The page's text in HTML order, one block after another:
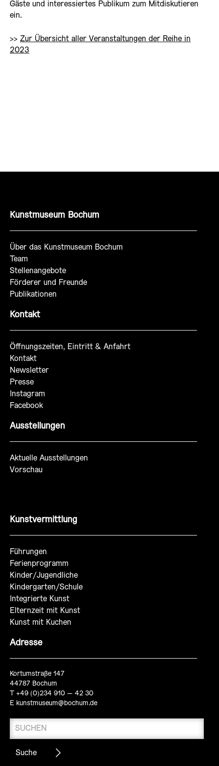
Gäste und interessiertes Publikum zum Mitdiskutieren
ein.
>> Zur Übersicht aller Veranstaltungen der Reihe in
2023
Kunstmuseum Bochum
Über das Kunstmuseum Bochum
Team
Stellenangebote
Förderer und Freunde
Publikationen
Kontakt
Öffnungszeiten, Eintritt & Anfahrt
Kontakt
Newsletter
Presse
Instagram
Facebook
Ausstellungen
Aktuelle Ausstellungen
Vorschau
Kunstvermittlung
Führungen
Ferienprogramm
Kinder/Jugendliche
Kindergarten/Schule
Integrierte Kunst
Elternzeit mit Kunst
Kunst mit Kuchen
Adresse
Kortumstraße 147
44787 Bochum
T +49 (0)234 910 – 42 30
E kunstmuseum@bochum.de